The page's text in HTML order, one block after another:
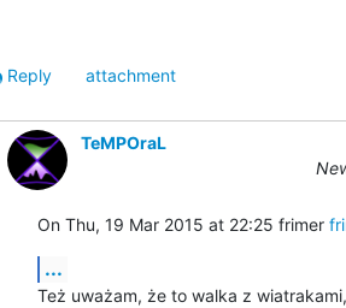
Reply attachment
TeMPOraL
On Thu, 19 Mar 2015 at 22:25 frimer
...
Też uważam, że to walka z